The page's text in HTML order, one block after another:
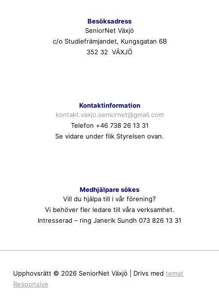
Besöksadress
SeniorNet Växjö
c/o Studiefrämjandet, Kungsgatan 6B
352 32 VÄXJÖ
Kontaktinformation
kontakt.vaxjo.seniornet@gmail.com
Telefon +46 738 26 13 31
Se vidare under flik Styrelsen ovan.
Medhjälpare sökes
Vill du hjälpa till i vår förening?
Vi behöver fler ledare till våra verksamhet.
Intresserad – ring Janerik Sundh 073 826 13 31
Upphovsrätt © 2026 SeniorNet Växjö | Drivs med temat
Responsive